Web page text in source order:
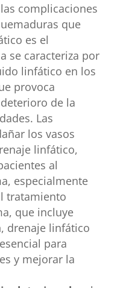
complicaciones
que
es el
se caracteriza por
linfático en los
provoca
de la
Las
los vasos
linfático,
al
especialmente
tratamiento
que incluye
drenaje linfático
para
y mejorar la